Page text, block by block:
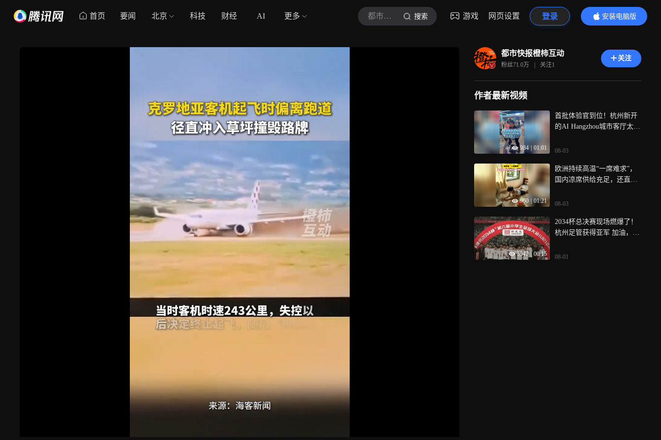
首页 要闻 北京 科技 财经 AI 更多 都市快报橙柿互动 搜索 游戏 网页设置 登录
安装电脑版
内容更精彩
都市快报橙柿互动
粉丝71.0万 | 关注1
关注
作者最新视频
984 01:01
首批体验官到位！杭州新开
的AI Hangzhou城市客厅太会
预约哦~
08-03
960 01:21
欧洲持续高温“一席难求”，
国内凉席供给充足，还直接
席，款式多到随便挑
08-03
5542 00:15
2034杯总决赛现场燃爆了！
杭州足管获得亚军 加油，中
08-01